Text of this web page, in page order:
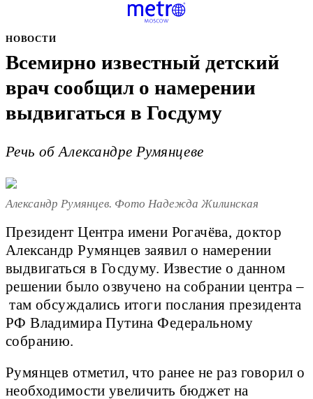
НОВОСТИ
Всемирно известный детский
врач сообщил о намерении
выдвигаться в Госдуму
Речь об Александре Румянцеве
Александр Румянцев. Фото Надежда Жилинская
Президент Центра имени Рогачёва, доктор
Александр Румянцев заявил о намерении
выдвигаться в Госдуму. Известие о данном
решении было озвучено на собрании центра –
там обсуждались итоги послания президента
РФ Владимира Путина Федеральному
собранию.
Румянцев отметил, что ранее не раз говорил о
необходимости увеличить бюджет на